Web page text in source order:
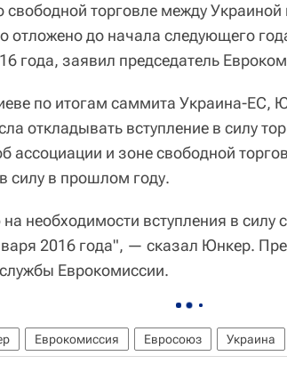
свободной торговле между
отложено до начала следующего
года, заявил председатель
по итогам саммита Украина-ЕС,
откладывать вступление в силу
ассоциации и зоне свободной
силу в прошлом году.
необходимости вступления в силу
2016 года", — сказал Юнкер.
Еврокомиссии.
Еврокомиссия Евросоюз Украина